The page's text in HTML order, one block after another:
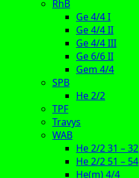
RhB
Ge 4/4 I
Ge 4/4 II
Ge 4/4 III
Ge 6/6 II
Gem 4/4
SPB
He 2/2
TPF
Travys
WAB
He 2/2 31 – 32
He 2/2 51 – 54
He(m) 4/4